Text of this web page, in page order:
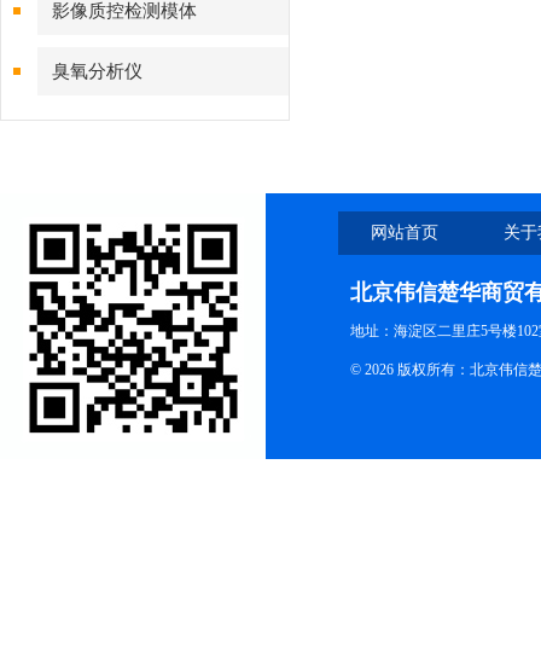
影像质控检测模体
臭氧分析仪
网站首页 关
北京伟信楚华商贸
地址：海淀区二里庄5号楼
© 2026 版权所有：北京伟信